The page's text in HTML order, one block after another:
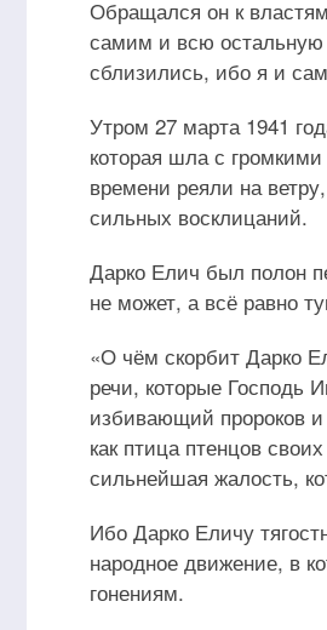
Обращался он к
самим и всю остальную
сблизились, ибо я и
Утром 27 марта 1941
которая шла с
времени реяли на
сильных восклицаний.
Дарко Елич был полон
не может, а всё равно
«О чём скорбит Дарко
речи, которые Господь
избивающий пророков
как птица птенцов
сильнейшая жалость,
Ибо Дарко Еличу
народное движение, в
гонениям.